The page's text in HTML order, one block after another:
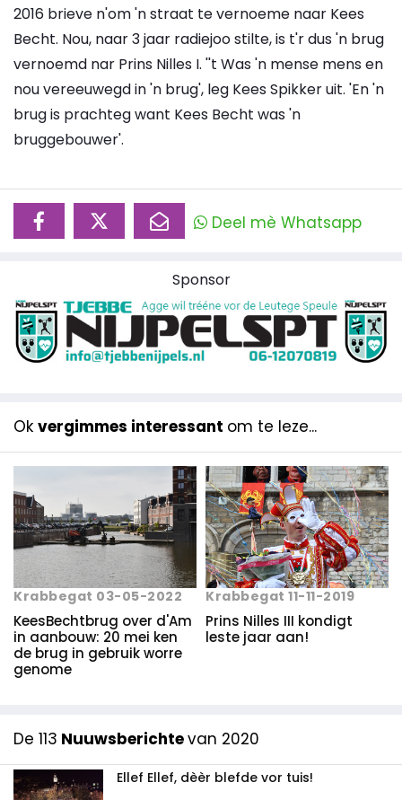
2016 brieve n'om 'n straat te vernoeme naar Kees
Becht. Nou, naar 3 jaar radiejoo stilte, is t'r dus 'n brug
vernoemd nar Prins Nilles I. ''t Was 'n mense mens en
nou vereeuwegd in 'n brug', leg Kees Spikker uit. 'En 'n
brug is prachteg want Kees Becht was 'n
bruggebouwer'.
Deel mè Whatsapp
Sponsor
Ok vergimmes interessant om te leze...
Krabbegat 03-05-2022
KeesBechtbrug over d'Am
in aanbouw: 20 mei ken
de brug in gebruik worre
genome
Krabbegat 11-11-2019
Prins Nilles III kondigt
leste jaar aan!
De 113 Nuuwsberichtevan 2020
Ellef Ellef, dèèr blefde vor tuis!